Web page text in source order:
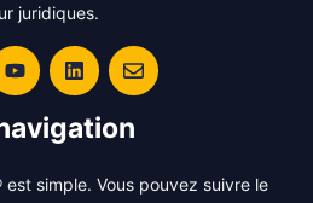
juridiques.
simple. Vous pouvez suivre le